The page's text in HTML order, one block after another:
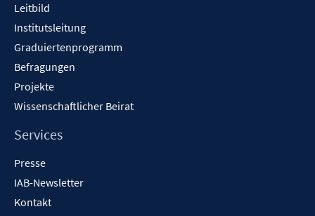
Leitbild
Institutsleitung
Graduiertenprogramm
Befragungen
Projekte
Wissenschaftlicher Beirat
Services
Presse
IAB-Newsletter
Kontakt